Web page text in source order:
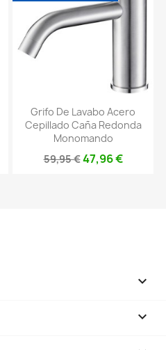
Grifo De Lavabo Acero
Cepillado Caña Redonda
Monomando
59,95 €47,96 €

